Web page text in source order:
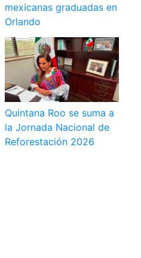
mexicanas graduadas en
Orlando
Quintana Roo se suma a
la Jornada Nacional de
Reforestación 2026